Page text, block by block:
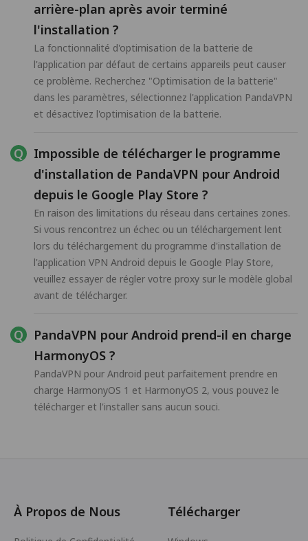
arrière-plan après avoir terminé
l'installation ?
La fonctionnalité d'optimisation de la batterie de
l'application par défaut de certains appareils peut causer
ce problème. Recherchez "Optimisation de la batterie"
dans les paramètres, sélectionnez l'application PandaVPN
et désactivez l'optimisation de la batterie.
Impossible de télécharger le programme
d'installation de PandaVPN pour Android
depuis le Google Play Store ?
En raison des limitations du réseau dans certaines zones.
Si vous rencontrez un échec ou un téléchargement lent
lors du téléchargement du programme d'installation de
l'application VPN Android depuis le Google Play Store,
veuillez essayer de régler votre proxy sur le modèle global
avant de télécharger.
PandaVPN pour Android prend-il en charge
HarmonyOS ?
PandaVPN pour Android peut parfaitement prendre en
charge HarmonyOS 1 et HarmonyOS 2, vous pouvez le
télécharger et l'installer sans aucun souci.
À Propos de Nous Télécharger